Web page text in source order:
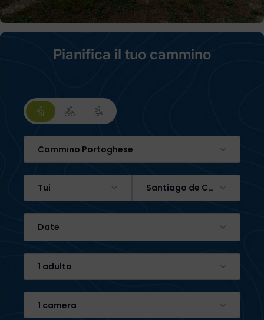
Pianifica il tuo cammino
Cammino Portoghese
Tui Santiago de Compostela
Date
1 adulto
1 camera